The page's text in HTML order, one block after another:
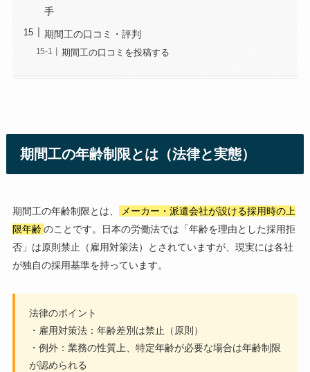
手
期間工の口コミ・評判
期間工の口コミを投稿する
期間工の年齢制限とは（法律と実態）
期間工の年齢制限とは、
メーカー・派遣会社が設ける採用時の上
限年齢のことです。日本の労働法では「年齢を理由とした採用拒
否」は原則禁止（雇用対策法）とされていますが、現実には各社
が独自の採用基準を持っています。
法律のポイント
・雇用対策法：年齢差別は禁止（原則）
・例外：業務の性質上、特定年齢が必要な場合は年齢制限
が認められる